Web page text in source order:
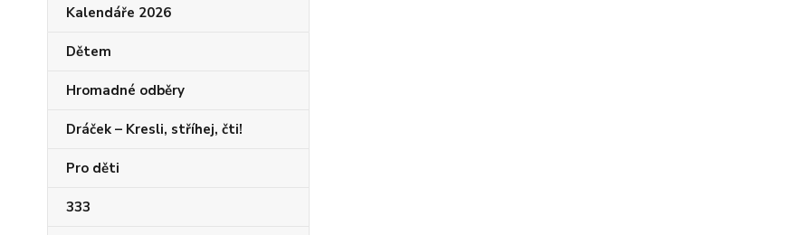
Kalendáře 2026
Dětem
Hromadné odběry
Dráček – Kresli, stříhej, čti!
Pro děti
333